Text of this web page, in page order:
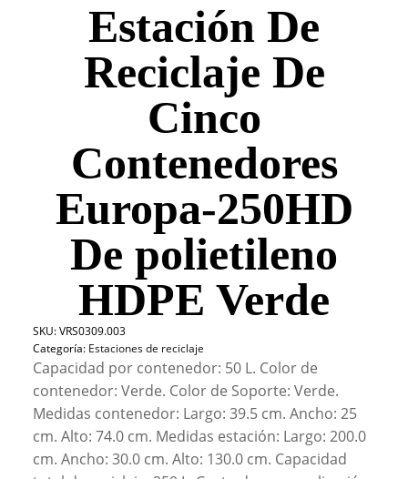
Estación De
Reciclaje De
Cinco
Contenedores
Europa-250HD
De polietileno
HDPE Verde
SKU:VRS0309.003
Categoría: Estaciones de reciclaje
Capacidad por contenedor: 50 L. Color de
contenedor: Verde. Color de Soporte: Verde.
Medidas contenedor: Largo: 39.5 cm. Ancho: 25
cm. Alto: 74.0 cm. Medidas estación: Largo: 200.0
cm. Ancho: 30.0 cm. Alto: 130.0 cm. Capacidad